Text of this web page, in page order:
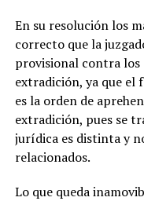
En su resolución los
correcto que la
provisional contra los
extradición, ya que el
es la orden de
extradición, pues se
jurídica es distinta y
relacionados.
Lo que queda